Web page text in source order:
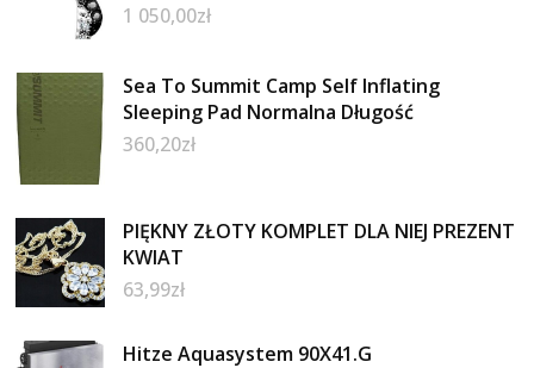
1 050,00zł
Sea To Summit Camp Self Inflating
Sleeping Pad Normalna Długość
360,20zł
PIĘKNY ZŁOTY KOMPLET DLA NIEJ PREZENT
KWIAT
63,99zł
Hitze Aquasystem 90X41.G